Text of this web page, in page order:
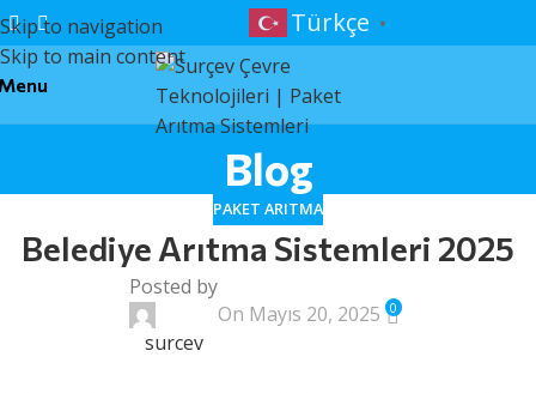
Skip to navigation
Skip to main content
Türkçe ▼
Blog
PAKET ARITMA
Belediye Arıtma Sistemleri 2025
Posted by
surcev
On Mayıs 20, 2025 0